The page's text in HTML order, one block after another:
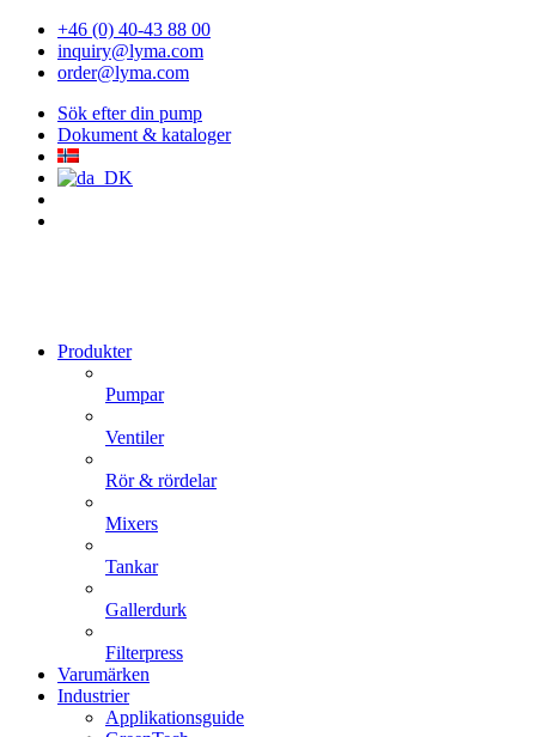
+46 (0) 40-43 88 00
inquiry@lyma.com
order@lyma.com
Sök efter din pump
Dokument & kataloger
Produkter
Pumpar
Ventiler
Rör & rördelar
Mixers
Tankar
Gallerdurk
Filterpress
Varumärken
Industrier
Applikationsguide